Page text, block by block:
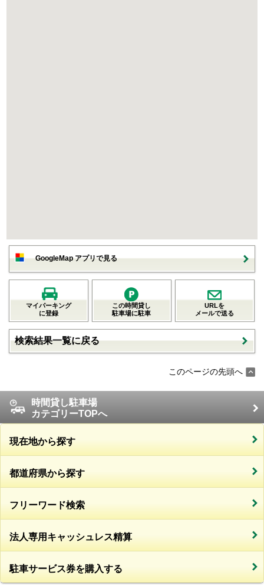
GoogleMap アプリで見る
マイパーキング
に登録
この時間貸し
駐車場に駐車
URLを
メールで送る
検索結果一覧に戻る
このページの先頭へ
時間貸し駐車場
カテゴリーTOPへ
現在地から探す
都道府県から探す
フリーワード検索
法人専用キャッシュレス精算
駐車サービス券を購入する